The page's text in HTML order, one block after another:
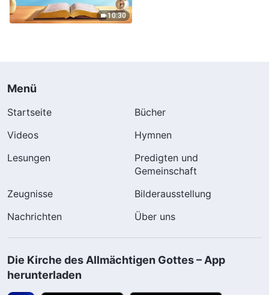
10:30
Menü
Startseite
Bücher
Videos
Hymnen
Lesungen
Predigten und
Gemeinschaft
Zeugnisse
Bilderausstellung
Nachrichten
Über uns
Die Kirche des Allmächtigen Gottes – App
herunterladen